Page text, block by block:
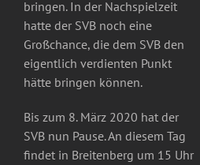
bringen. In der Nachspielzeit
hatte der SVB noch eine
Großchance, die dem SVB den
eigentlich verdienten Punkt
hätte bringen können.
Bis zum 8. März 2020 hat der
SVB nun Pause. An diesem Tag
findet in Breitenberg um 15 Uhr